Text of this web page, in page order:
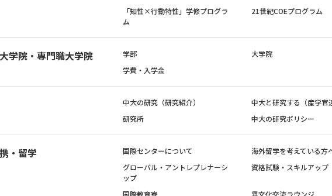
「知性×行動特性」学修プログラ
ム
21世紀COEプログラム
学院・専門職大学院 学部 大学院
学費・入学金
中大の研究（研究紹介） 中大と研究する（産学官
研究所
中大の研究ポリシー
・留学 国際センターについて 海外留学を考えている方
グローバル・アントレプレナーシ
ップ
資格試験・スキルアップ
国際教育寮 異文化交流ラウンジ